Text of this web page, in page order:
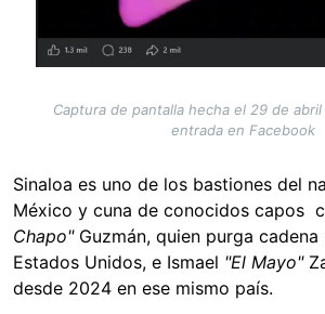
Captura de pantalla hecha el 29 de
entrada en Facebook
Sinaloa es uno de los bastiones del
México y cuna de conocidos capos
Chapo"Guzmán, quien purga cadena
Estados Unidos, e Ismael "El Mayo"
desde 2024 en ese mismo país.